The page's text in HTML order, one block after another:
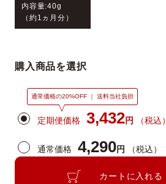
内容量:40g
（約1ヵ月分）
購入商品を選択
定期便価格 3,432円 （税込）
通常価格の20%OFF ｜ 送料当社負担
通常価格 4,290円 （税込）
カートに入れる